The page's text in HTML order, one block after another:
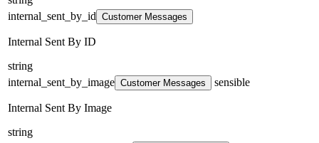
internal_sent_by_id Customer Messages
Internal Sent By ID
string
internal_sent_by_image Customer Messages sensible
Internal Sent By Image
string